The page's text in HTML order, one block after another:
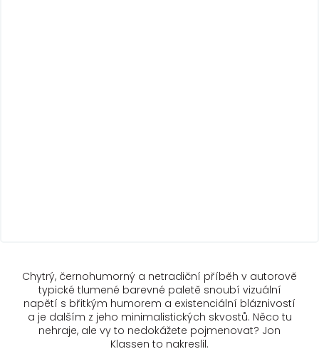
Chytrý, černohumorný a netradiční příběh v autorově
typické tlumené barevné paletě snoubí vizuální
napětí s břitkým humorem a existenciální bláznivostí
a je dalším z jeho minimalistických skvostů. Něco tu
nehraje, ale vy to nedokážete pojmenovat? Jon
Klassen to nakreslil.